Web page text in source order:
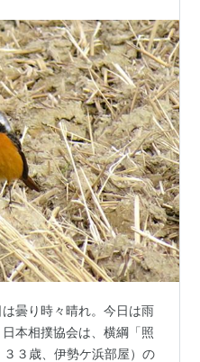
曇り時々晴れ。今日は雨
本相撲協会は、横綱「照
３歳、伊勢ケ浜部屋）の